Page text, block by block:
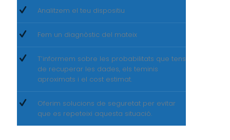
Analitzem el teu dispositiu
Fem un diagnòstic del mateix
T’informem sobre les probabilitats que tens
de recuperar les dades, els teminis
aproximats i el cost estimat.
Oferim solucions de seguretat per evitar
que es repeteixi aquesta situació.